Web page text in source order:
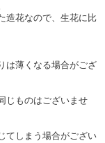
造花なので、生花に比
は薄くなる場合がござ
じものはございませ
てしまう場合がござい